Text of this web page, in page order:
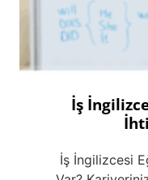
İş
İş İngilizcesi